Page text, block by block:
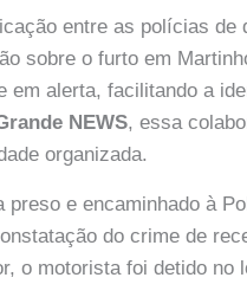
entre as polícias de
sobre o furto em
em alerta, facilitando a
NEWS, essa
organizada.
preso e encaminhado à
do crime de
o motorista foi detido no